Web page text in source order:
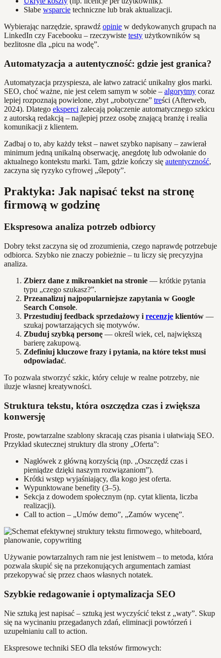
Słabe wsparcie techniczne lub brak aktualizacji.
Wybierając narzędzie, sprawdź opinie w dedykowanych grupach na
LinkedIn czy Facebooku – rzeczywiste testy użytkowników są
bezlitosne dla „picu na wodę”.
Automatyzacja a autentyczność: gdzie jest granica?
Automatyzacja przyspiesza, ale łatwo zatracić unikalny głos marki.
SEO, choć ważne, nie jest celem samym w sobie – algorytmy coraz
lepiej rozpoznają powielone, zbyt „robotyczne” treści (Afterweb,
2024). Dlatego eksperci zalecają połączenie automatycznego szkicu
z autorską redakcją – najlepiej przez osobę znającą branżę i realia
komunikacji z klientem.
Zadbaj o to, aby każdy tekst – nawet szybko napisany – zawierał
minimum jedną unikalną obserwację, anegdotę lub odwołanie do
aktualnego kontekstu marki. Tam, gdzie kończy się autentyczność,
zaczyna się ryzyko cyfrowej „ślepoty”.
Praktyka: Jak napisać tekst na stronę
firmową w godzinę
Ekspresowa analiza potrzeb odbiorcy
Dobry tekst zaczyna się od zrozumienia, czego naprawdę potrzebuje
odbiorca. Szybko nie znaczy pobieżnie – tu liczy się precyzyjna
analiza.
Zbierz dane z mikroankiet na stronie — krótkie pytania
typu „czego szukasz?”.
Przeanalizuj najpopularniejsze zapytania w Google
Search Console.
Przestudiuj feedback sprzedażowy i recenzje klientów —
szukaj powtarzających się motywów.
Zbuduj szybką personę — określ wiek, cel, największą
barierę zakupową.
Zdefiniuj kluczowe frazy i pytania, na które tekst musi
odpowiadać.
To pozwala stworzyć szkic, który celuje w realne potrzeby, nie
iluzje własnej kreatywności.
Struktura tekstu, która oszczędza czas i zwiększa
konwersję
Proste, powtarzalne szablony skracają czas pisania i ułatwiają SEO.
Przykład skutecznej struktury dla strony „Oferta”:
Nagłówek z główną korzyścią (np. „Oszczędź czas i
pieniądze dzięki naszym rozwiązaniom”).
Krótki wstęp wyjaśniający, dla kogo jest oferta.
Wypunktowane benefity (3–5).
Sekcja z dowodem społecznym (np. cytat klienta, liczba
realizacji).
Call to action – „Umów demo”, „Zamów wycenę”.
Używanie powtarzalnych ram nie jest lenistwem – to metoda, która
pozwala skupić się na przekonujących argumentach zamiast
przekopywać się przez chaos własnych notatek.
Szybkie redagowanie i optymalizacja SEO
Nie sztuką jest napisać – sztuką jest wyczyścić tekst z „waty”. Skup
się na wycinaniu przegadanych zdań, eliminacji powtórzeń i
uzupełnianiu call to action.
Ekspresowe techniki SEO dla tekstów firmowych: